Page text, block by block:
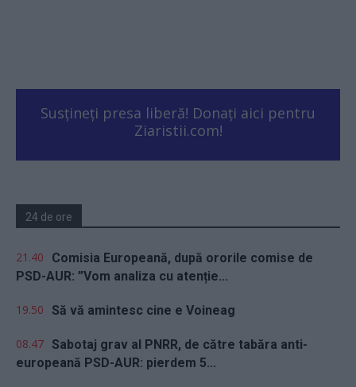
Susțineți presa liberă! Donați aici pentru
Ziaristii.com!
24 de ore
21.40
Comisia Europeană, după ororile comise de
PSD-AUR: ”Vom analiza cu atenție...
19.50 Să vă amintesc cine e Voineag
08.47 Sabotaj grav al PNRR, de către tabăra anti-
europeană PSD-AUR: pierdem 5...